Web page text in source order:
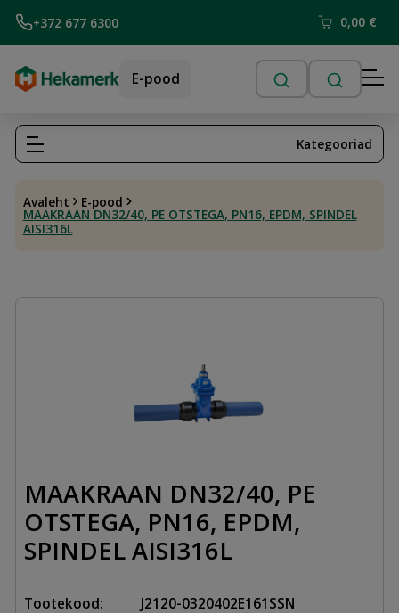
+372 677 6300 0,00 €
E-pood
Avaleht E-pood
MAAKRAAN DN32/40, PE OTSTEGA, PN16, EPDM, SPINDEL
AISI316L
Kategooriad
MAAKRAAN DN32/40, PE
OTSTEGA, PN16, EPDM,
SPINDEL AISI316L
Tootekood: J2120-0320402E161SSN